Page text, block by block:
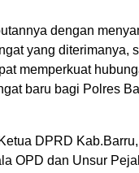
dengan
yang diterimanya,
memperkuat
baru bagi Polres
DPRD
OPD dan Unsur